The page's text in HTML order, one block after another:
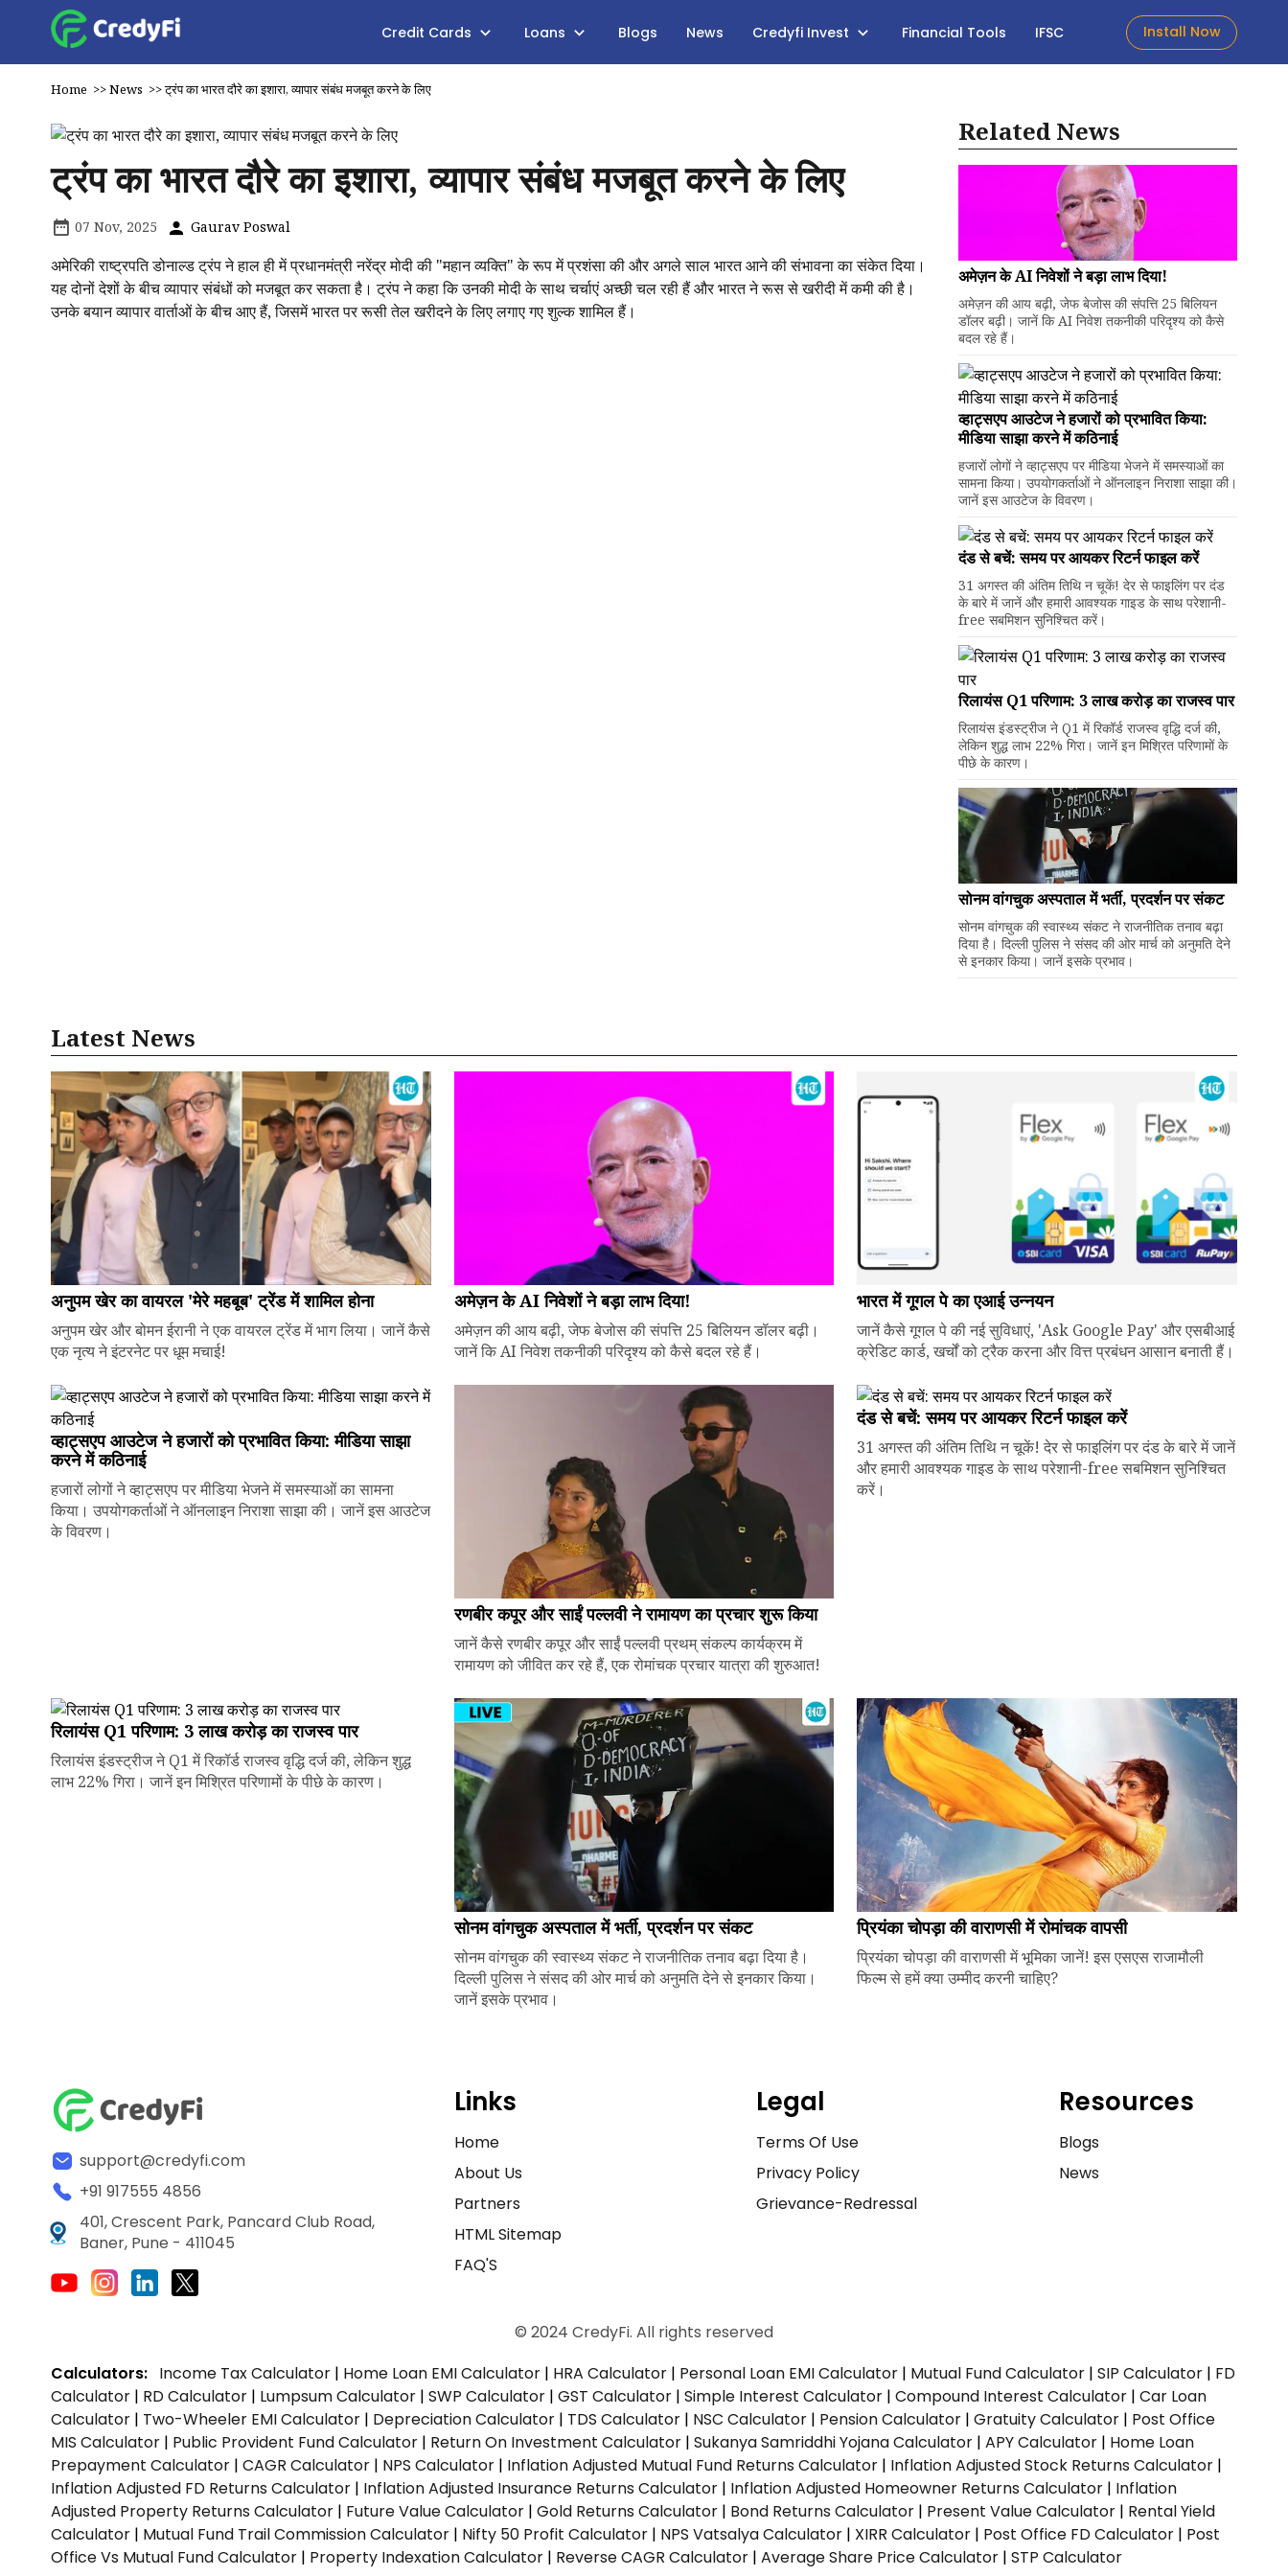
Credit Cards Loans Blogs News Credyfi Invest Financial Tools IFSC Install Now
Home >>News >>ट्रंप का भारत दौरे का इशारा, व्यापार संबंध मजबूत करने के लिए
ट्रंप का भारत दौरे का इशारा, व्यापार संबंध मजबूत करने के लिए
07 Nov, 2025 Gaurav Poswal
अमेरिकी राष्ट्रपति डोनाल्ड ट्रंप ने हाल ही में प्रधानमंत्री नरेंद्र मोदी की "महान व्यक्ति" के रूप में प्रशंसा की और अगले साल भारत आने की संभावना का संकेत दिया।
यह दोनों देशों के बीच व्यापार संबंधों को मजबूत कर सकता है। ट्रंप ने कहा कि उनकी मोदी के साथ चर्चाएं अच्छी चल रही हैं और भारत ने रूस से खरीदी में कमी की है।
उनके बयान व्यापार वार्ताओं के बीच आए हैं, जिसमें भारत पर रूसी तेल खरीदने के लिए लगाए गए शुल्क शामिल हैं।
Related News
अमेज़न के AI निवेशों ने बड़ा लाभ दिया!
अमेज़न की आय बढ़ी, जेफ बेजोस की संपत्ति 25 बिलियन
डॉलर बढ़ी। जानें कि AI निवेश तकनीकी परिदृश्य को कैसे
बदल रहे हैं।
व्हाट्सएप आउटेज ने हजारों को प्रभावित किया:
मीडिया साझा करने में कठिनाई
हजारों लोगों ने व्हाट्सएप पर मीडिया भेजने में समस्याओं का
सामना किया। उपयोगकर्ताओं ने ऑनलाइन निराशा साझा की।
जानें इस आउटेज के विवरण।
दंड से बचें: समय पर आयकर रिटर्न फाइल करें
31 अगस्त की अंतिम तिथि न चूकें! देर से फाइलिंग पर दंड
के बारे में जानें और हमारी आवश्यक गाइड के साथ परेशानी-
free सबमिशन सुनिश्चित करें।
रिलायंस Q1 परिणाम: ₹3 लाख करोड़ का राजस्व पार
रिलायंस इंडस्ट्रीज ने Q1 में रिकॉर्ड राजस्व वृद्धि दर्ज की,
लेकिन शुद्ध लाभ 22% गिरा। जानें इन मिश्रित परिणामों के
पीछे के कारण।
सोनम वांगचुक अस्पताल में भर्ती, प्रदर्शन पर संकट
सोनम वांगचुक की स्वास्थ्य संकट ने राजनीतिक तनाव बढ़ा
दिया है। दिल्ली पुलिस ने संसद की ओर मार्च को अनुमति देने
से इनकार किया। जानें इसके प्रभाव।
Latest News
अनुपम खेर का वायरल 'मेरे महबूब' ट्रेंड में शामिल होना
अनुपम खेर और बोमन ईरानी ने एक वायरल ट्रेंड में भाग लिया। जानें कैसे
एक नृत्य ने इंटरनेट पर धूम मचाई!
अमेज़न के AI निवेशों ने बड़ा लाभ दिया!
अमेज़न की आय बढ़ी, जेफ बेजोस की संपत्ति 25 बिलियन डॉलर बढ़ी।
जानें कि AI निवेश तकनीकी परिदृश्य को कैसे बदल रहे हैं।
भारत में गूगल पे का एआई उन्नयन
जानें कैसे गूगल पे की नई सुविधाएं, 'Ask Google Pay' और एसबीआई
क्रेडिट कार्ड, खर्चों को ट्रैक करना और वित्त प्रबंधन आसान बनाती हैं।
व्हाट्सएप आउटेज ने हजारों को प्रभावित किया: मीडिया साझा
करने में कठिनाई
हजारों लोगों ने व्हाट्सएप पर मीडिया भेजने में समस्याओं का सामना
किया। उपयोगकर्ताओं ने ऑनलाइन निराशा साझा की। जानें इस आउटेज
के विवरण।
रणबीर कपूर और साईं पल्लवी ने रामायण का प्रचार शुरू किया
जानें कैसे रणबीर कपूर और साईं पल्लवी प्रथम् संकल्प कार्यक्रम में
रामायण को जीवित कर रहे हैं, एक रोमांचक प्रचार यात्रा की शुरुआत!
दंड से बचें: समय पर आयकर रिटर्न फाइल करें
31 अगस्त की अंतिम तिथि न चूकें! देर से फाइलिंग पर दंड के बारे में जानें
और हमारी आवश्यक गाइड के साथ परेशानी-free सबमिशन सुनिश्चित
करें।
रिलायंस Q1 परिणाम: ₹3 लाख करोड़ का राजस्व पार
रिलायंस इंडस्ट्रीज ने Q1 में रिकॉर्ड राजस्व वृद्धि दर्ज की, लेकिन शुद्ध
लाभ 22% गिरा। जानें इन मिश्रित परिणामों के पीछे के कारण।
सोनम वांगचुक अस्पताल में भर्ती, प्रदर्शन पर संकट
सोनम वांगचुक की स्वास्थ्य संकट ने राजनीतिक तनाव बढ़ा दिया है।
दिल्ली पुलिस ने संसद की ओर मार्च को अनुमति देने से इनकार किया।
जानें इसके प्रभाव।
प्रियंका चोपड़ा की वाराणसी में रोमांचक वापसी
प्रियंका चोपड़ा की वाराणसी में भूमिका जानें! इस एसएस राजामौली
फिल्म से हमें क्या उम्मीद करनी चाहिए?
support@credyfi.com
+91 917555 4856
401, Crescent Park, Pancard Club Road,
Baner, Pune - 411045
Links
Home
About Us
Partners
HTML Sitemap
FAQ'S
Legal
Terms Of Use
Privacy Policy
Grievance-Redressal
Resources
Blogs
News
© 2024 CredyFi. All rights reserved
Calculators: Income Tax Calculator | Home Loan EMI Calculator | HRA Calculator | Personal Loan EMI Calculator | Mutual Fund Calculator | SIP Calculator | FD
Calculator | RD Calculator | Lumpsum Calculator | SWP Calculator | GST Calculator | Simple Interest Calculator | Compound Interest Calculator | Car Loan
Calculator | Two-Wheeler EMI Calculator | Depreciation Calculator | TDS Calculator | NSC Calculator | Pension Calculator | Gratuity Calculator | Post Office
MIS Calculator | Public Provident Fund Calculator | Return On Investment Calculator | Sukanya Samriddhi Yojana Calculator | APY Calculator | Home Loan
Prepayment Calculator | CAGR Calculator | NPS Calculator | Inflation Adjusted Mutual Fund Returns Calculator | Inflation Adjusted Stock Returns Calculator |
Inflation Adjusted FD Returns Calculator | Inflation Adjusted Insurance Returns Calculator | Inflation Adjusted Homeowner Returns Calculator | Inflation
Adjusted Property Returns Calculator | Future Value Calculator | Gold Returns Calculator | Bond Returns Calculator | Present Value Calculator | Rental Yield
Calculator | Mutual Fund Trail Commission Calculator | Nifty 50 Profit Calculator | NPS Vatsalya Calculator | XIRR Calculator | Post Office FD Calculator | Post
Office Vs Mutual Fund Calculator | Property Indexation Calculator | Reverse CAGR Calculator | Average Share Price Calculator | STP Calculator